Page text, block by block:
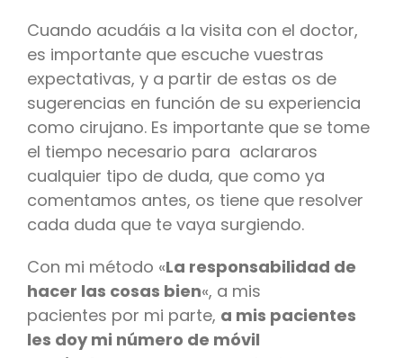
Cuando acudáis a la visita con el doctor,
es importante que escuche vuestras
expectativas, y a partir de estas os de
sugerencias en función de su experiencia
como cirujano. Es importante que se tome
el tiempo necesario para aclararos
cualquier tipo de duda, que como ya
comentamos antes, os tiene que resolver
cada duda que te vaya surgiendo.
Con mi método «La responsabilidad de
hacer las cosas bien«, a mis
pacientes por mi parte, a mis pacientes
les doy mi número de móvil